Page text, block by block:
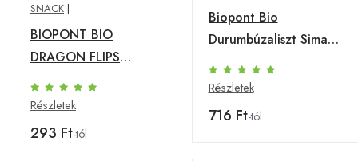
SNACK |
BIOPONT BIO
DRAGON FLIPS
VANÍLIÁS 25 g
Részletek
293 Ft-tól
Biopont Bio
Durumbúzaliszt Sima
1000 g
Részletek
716 Ft-tól